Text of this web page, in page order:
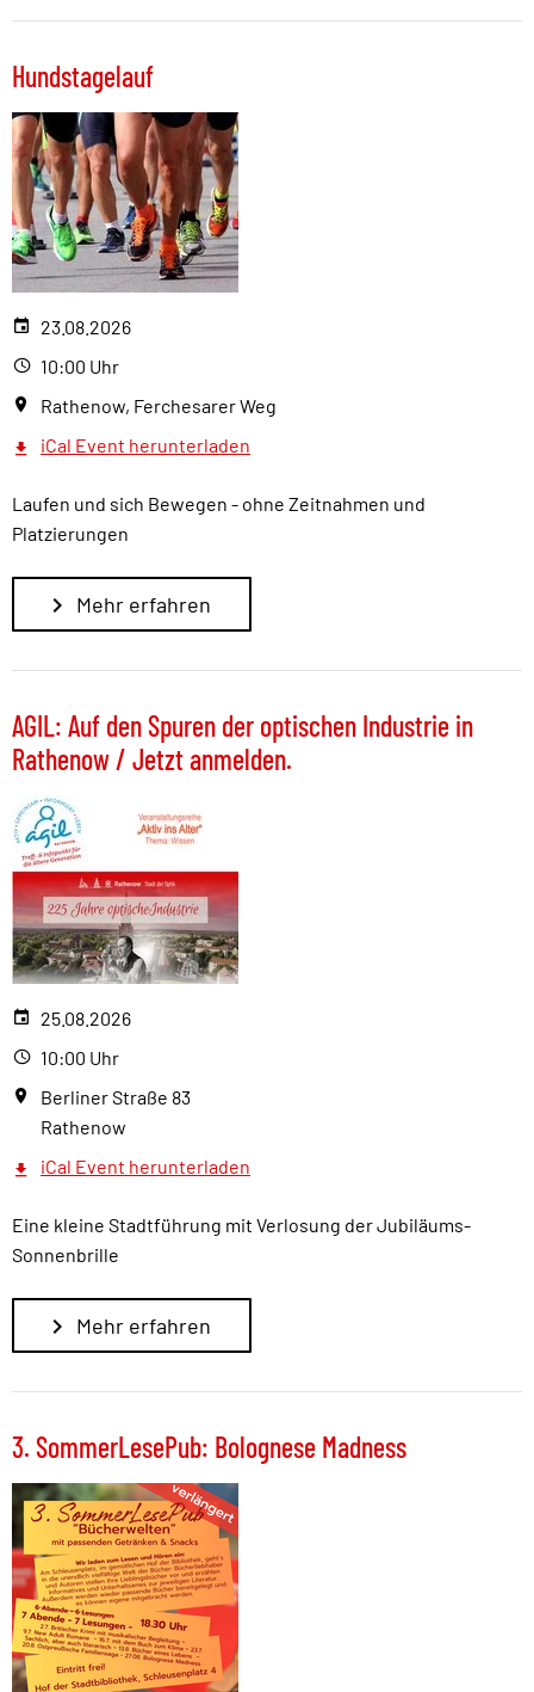
Hundstagelauf
23.08.2026
10:00 Uhr
Rathenow, Ferchesarer Weg
iCal Event herunterladen
Laufen und sich Bewegen - ohne Zeitnahmen und
Platzierungen
Mehr erfahren
AGIL: Auf den Spuren der optischen Industrie in
Rathenow / Jetzt anmelden.
25.08.2026
10:00 Uhr
Berliner Straße 83
Rathenow
iCal Event herunterladen
Eine kleine Stadtführung mit Verlosung der Jubiläums-
Sonnenbrille
Mehr erfahren
3. SommerLesePub: Bolognese Madness